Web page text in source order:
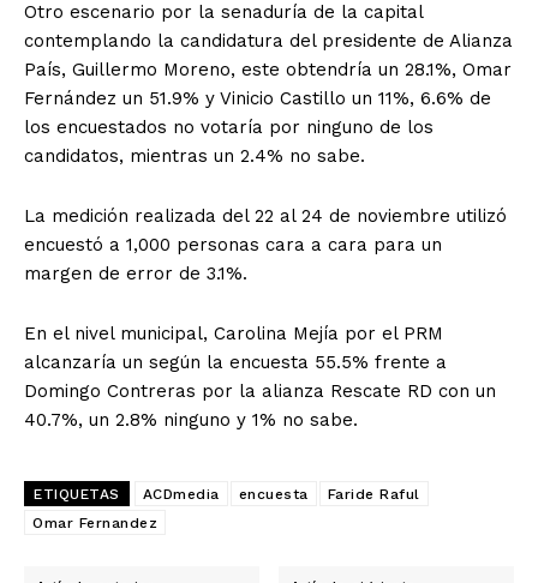
Otro escenario por la senaduría de la capital
contemplando la candidatura del presidente de Alianza
País, Guillermo Moreno, este obtendría un 28.1%, Omar
Fernández un 51.9% y Vinicio Castillo un 11%, 6.6% de
los encuestados no votaría por ninguno de los
candidatos, mientras un 2.4% no sabe.
La medición realizada del 22 al 24 de noviembre utilizó
encuestó a 1,000 personas cara a cara para un
margen de error de 3.1%.
En el nivel municipal, Carolina Mejía por el PRM
alcanzaría un según la encuesta 55.5% frente a
Domingo Contreras por la alianza Rescate RD con un
40.7%, un 2.8% ninguno y 1% no sabe.
ETIQUETAS ACDmedia encuesta
Faride Raful
Omar Fernandez